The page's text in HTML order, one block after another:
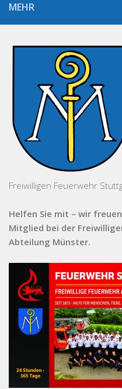
MEHR
Freiwilligen Feuerwehr
Helfen Sie mit – wir
Mitglied bei der
Abteilung Münster.